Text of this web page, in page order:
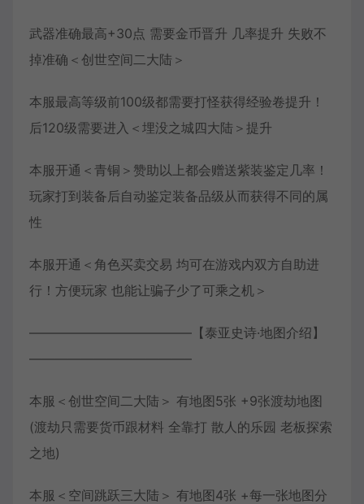
武器准确最高+30点 需要金币晋升 几率提升 失败不
掉准确＜创世空间二大陆＞
本服最高等级前100级都需要打怪获得经验卷提升！
后120级需要进入＜埋没之城四大陆＞提升
本服开通＜青铜＞赞助以上都会赠送紫装鉴定几率！
玩家打到装备后自动鉴定装备品级从而获得不同的属
性
本服开通＜角色买卖交易 均可在游戏内双方自助进
行！方便玩家 也能让骗子少了可乘之机＞
————————————–【泰亚史诗·地图介绍】
————————————–
本服＜创世空间二大陆＞ 有地图5张 +9张渡劫地图
(渡劫只需要货币跟材料 全靠打 散人的乐园 老板探索
之地)
本服＜空间跳跃三大陆＞ 有地图4张 +每一张地图分